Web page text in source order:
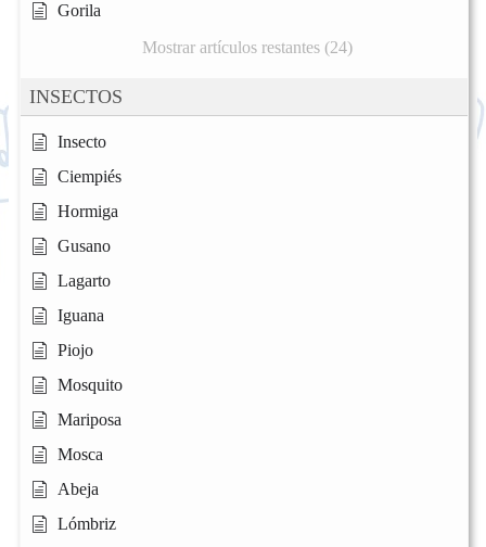
Gorila
Mostrar artículos restantes (24)
INSECTOS
Insecto
Ciempiés
Hormiga
Gusano
Lagarto
Iguana
Piojo
Mosquito
Mariposa
Mosca
Abeja
Lómbriz